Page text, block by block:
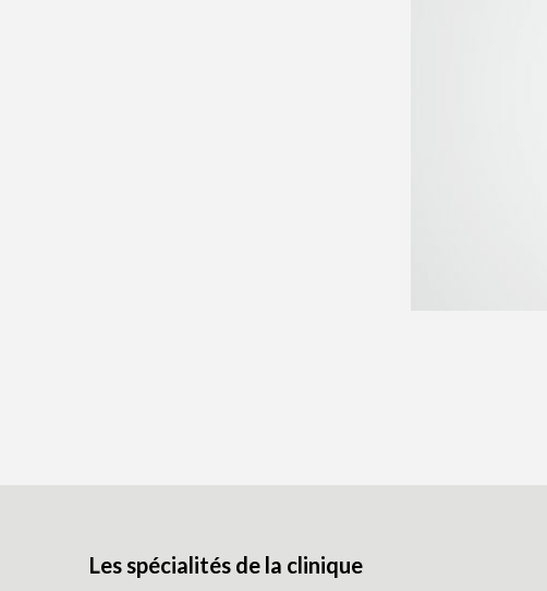
Les spécialités de la clinique